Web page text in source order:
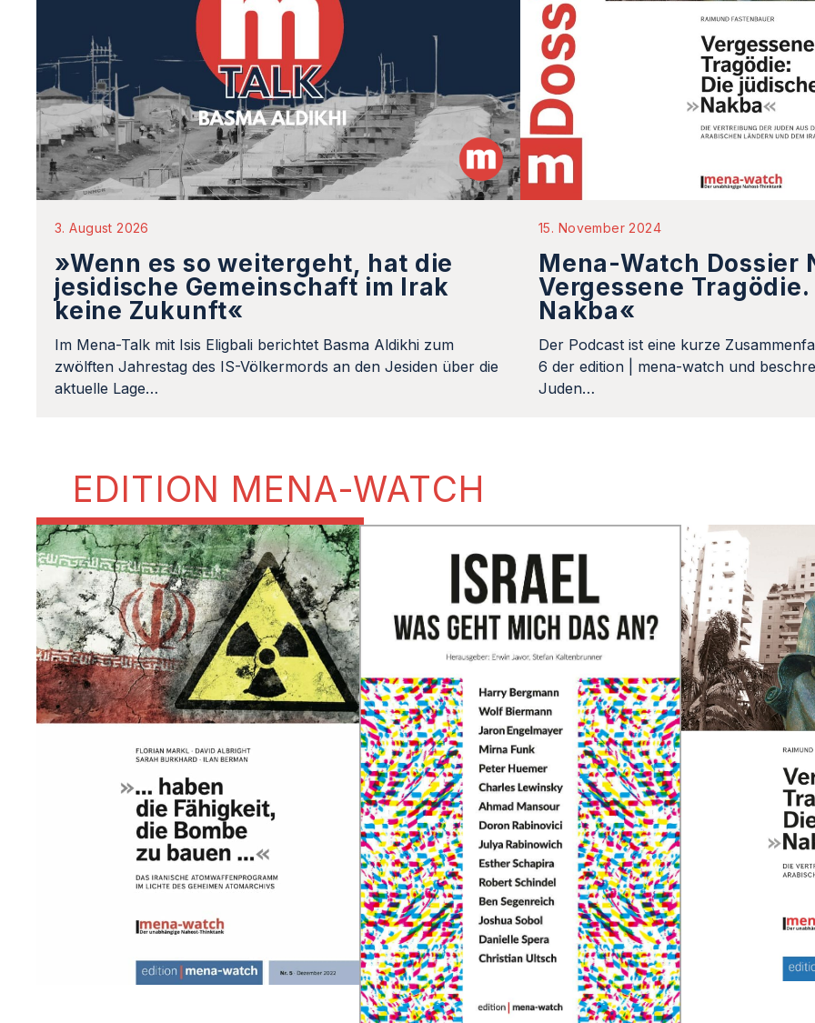
3. August 2026
»Wenn es so weitergeht, hat die
jesidische Gemeinschaft im Irak
keine Zukunft«
Im Mena-Talk mit Isis Eligbali berichtet Basma Aldikhi zum
zwölften Jahrestag des IS-Völkermords an den Jesiden über die
aktuelle Lage…
15. November 2024
Mena-Watch Dossier
Vergessene
Nakba«
Der Podcast ist eine kurze
6 der edition | mena-watch und
Juden…
EDITION MENA-WATCH